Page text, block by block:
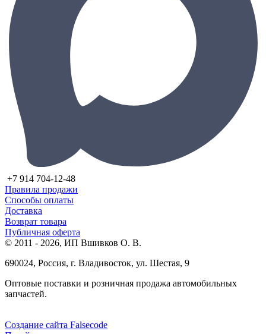
+7 914 704-12-48
Правила продажи
Способы оплаты
Доставка
Возврат товара
Публичная оферта
© 2011 - 2026, ИП Вшивков О. В.
690024, Россия, г. Владивосток, ул. Шестая, 9
Оптовые поставки и розничная продажа автомобильных
запчастей.
Создание сайта Falsecode